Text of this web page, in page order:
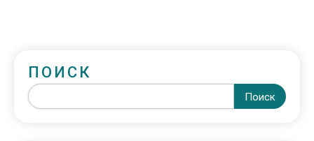
ПОИСК
Поиск